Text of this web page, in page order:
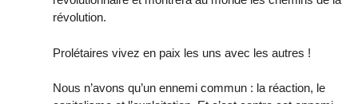
révolution.
Prolétaires vivez en paix les uns avec les autres !
Nous n’avons qu’un ennemi commun : la réaction, le